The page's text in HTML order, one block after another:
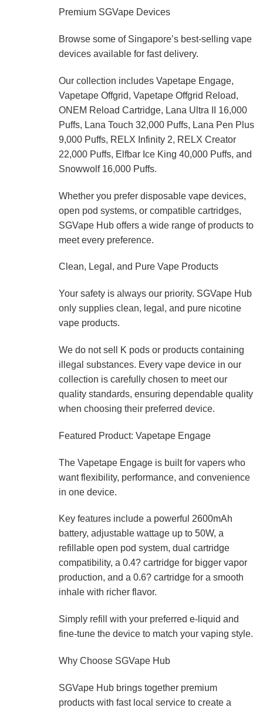
Premium SGVape Devices
Browse some of Singapore’s best-selling vape
devices available for fast delivery.
Our collection includes Vapetape Engage,
Vapetape Offgrid, Vapetape Offgrid Reload,
ONEM Reload Cartridge, Lana Ultra II 16,000
Puffs, Lana Touch 32,000 Puffs, Lana Pen Plus
9,000 Puffs, RELX Infinity 2, RELX Creator
22,000 Puffs, Elfbar Ice King 40,000 Puffs, and
Snowwolf 16,000 Puffs.
Whether you prefer disposable vape devices,
open pod systems, or compatible cartridges,
SGVape Hub offers a wide range of products to
meet every preference.
Clean, Legal, and Pure Vape Products
Your safety is always our priority. SGVape Hub
only supplies clean, legal, and pure nicotine
vape products.
We do not sell K pods or products containing
illegal substances. Every vape device in our
collection is carefully chosen to meet our
quality standards, ensuring dependable quality
when choosing their preferred device.
Featured Product: Vapetape Engage
The Vapetape Engage is built for vapers who
want flexibility, performance, and convenience
in one device.
Key features include a powerful 2600mAh
battery, adjustable wattage up to 50W, a
refillable open pod system, dual cartridge
compatibility, a 0.4? cartridge for bigger vapor
production, and a 0.6? cartridge for a smooth
inhale with richer flavor.
Simply refill with your preferred e-liquid and
fine-tune the device to match your vaping style.
Why Choose SGVape Hub
SGVape Hub brings together premium
products with fast local service to create a